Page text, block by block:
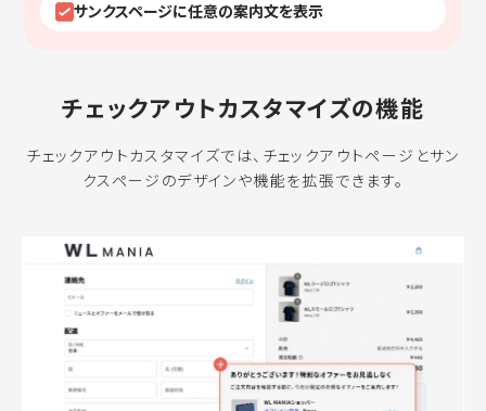
サンクスページに任意の案内文を表示
チェックアウトカスタマイズの機能
チェックアウトカスタマイズでは、チェックアウトページとサン
クスページのデザインや機能を拡張できます。